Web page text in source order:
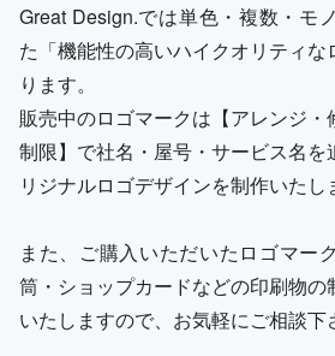
Great Design.では単色・複数・モ
た「機能性の高いハイクオリティ
ります。
販売中のロゴマークは【アレンジ
制限】で社名・屋号・サービス名を
リジナルロゴデザインを制作いた
また、ご購入いただいたロゴマー
筒・ショップカードなどの印刷物
いたしますので、お気軽にご相談下